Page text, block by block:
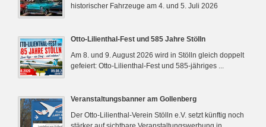
historischer Fahrzeuge am 4. und 5. Juli 2026
Otto-Lilienthal-Fest und 585 Jahre Stölln
Am 8. und 9. August 2026 wird in Stölln gleich doppelt
gefeiert: Otto-Lilienthal-Fest und 585-jähriges ...
Veranstaltungsbanner am Gollenberg
Der Otto-Lilienthal-Verein Stölln e.V. setzt künftig noch